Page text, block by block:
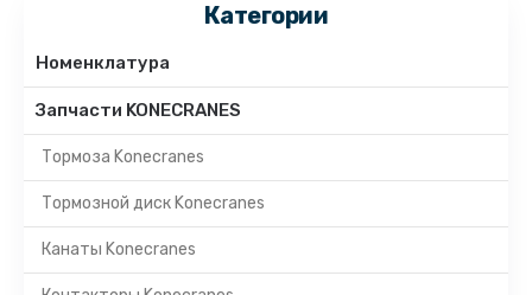
Категории
Номенклатура
Запчасти KONECRANES
Тормоза Konecranes
Тормозной диск Konecranes
Канаты Konecranes